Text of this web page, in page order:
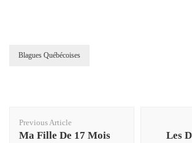
Blagues Québécoises
Navigation
Previous Article
Ma Fille De 17 Mois
Les